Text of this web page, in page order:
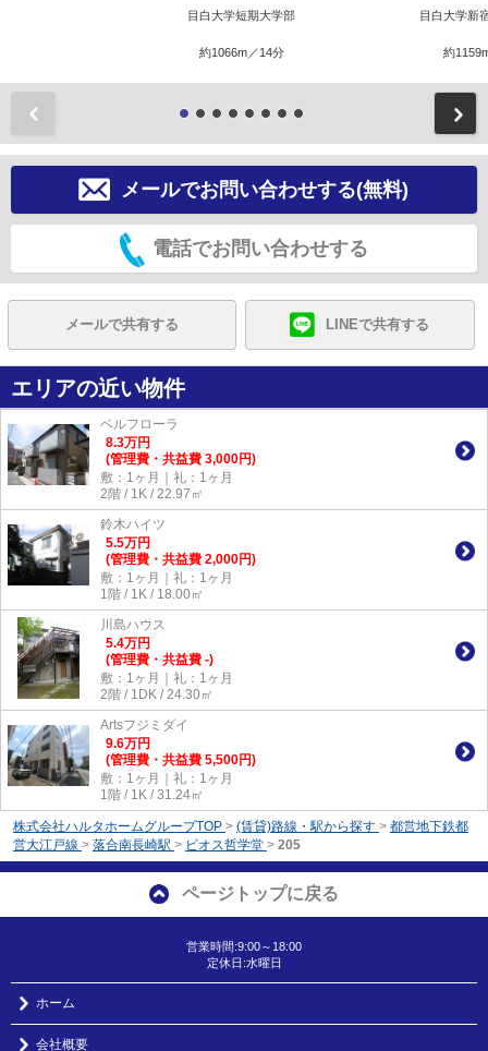
目白大学短期大学部
約1066m／14分
目白大学新
約
メールでお問い合わせする(無料)
電話でお問い合わせする
メールで共有する LINEで共有する
エリアの近い物件
ベルフローラ
8.3万円
(管理費・共益費 3,000円)
敷：1ヶ月｜礼：1ヶ月
2階 / 1K / 22.97㎡
鈴木ハイツ
5.5万円
(管理費・共益費 2,000円)
敷：1ヶ月｜礼：1ヶ月
1階 / 1K / 18.00㎡
川島ハウス
5.4万円
(管理費・共益費 -)
敷：1ヶ月｜礼：1ヶ月
2階 / 1DK / 24.30㎡
Artsフジミダイ
9.6万円
(管理費・共益費 5,500円)
敷：1ヶ月｜礼：1ヶ月
1階 / 1K / 31.24㎡
株式会社ハルタホームグループTOP > (賃貸)路線・駅から探す > 都営地下鉄都
営大江戸線 > 落合南長崎駅 > ビオス哲学堂 > 205
ページトップに戻る
営業時間:9:00～18:00
定休日:水曜日
ホーム
会社概要